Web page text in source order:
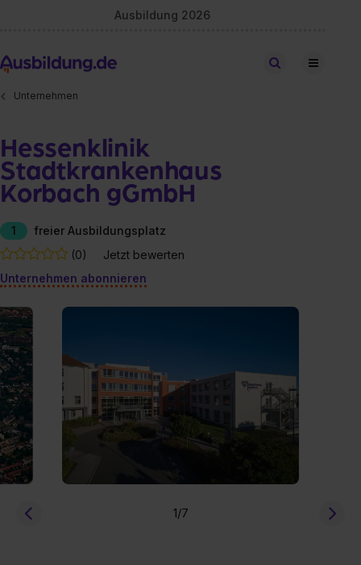
Ausbildung 2026
Stellen finden
Unternehmen
Hessenklinik
Stadtkrankenhaus
Korbach gGmbH
1
freier Ausbildungsplatz
(0)
Jetzt bewerten
Unternehmen abonnieren
1/7